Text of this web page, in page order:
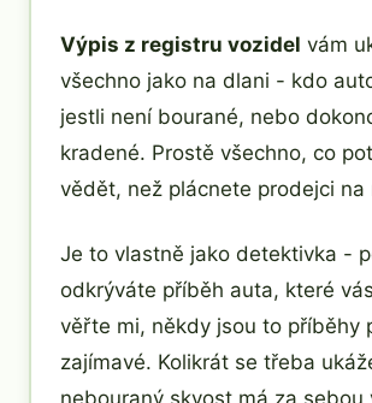
Výpis z registru vozidel vám
všechno jako na dlani - kdo
jestli není bourané, nebo
kradené. Prostě všechno, co
vědět, než plácnete prodejci na
Je to vlastně jako detektivka -
odkrýváte příběh auta, které
věřte mi, někdy jsou to příběhy
zajímavé. Kolikrát se třeba
nebouraný skvost má za sebou